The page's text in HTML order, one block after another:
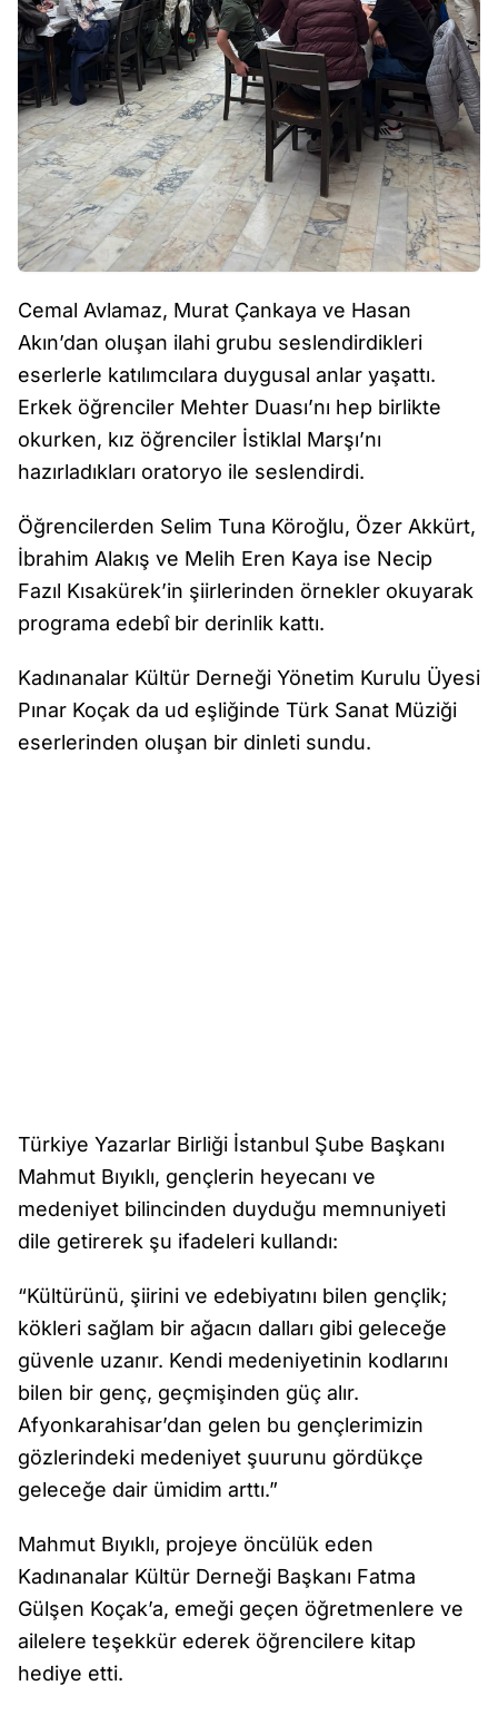
Cemal Avlamaz, Murat Çankaya ve Hasan
Akın’dan oluşan ilahi grubu seslendirdikleri
eserlerle katılımcılara duygusal anlar yaşattı.
Erkek öğrenciler Mehter Duası’nı hep birlikte
okurken, kız öğrenciler İstiklal Marşı’nı
hazırladıkları oratoryo ile seslendirdi.
Öğrencilerden Selim Tuna Köroğlu, Özer Akkürt,
İbrahim Alakış ve Melih Eren Kaya ise Necip
Fazıl Kısakürek’in şiirlerinden örnekler okuyarak
programa edebî bir derinlik kattı.
Kadınanalar Kültür Derneği Yönetim Kurulu Üyesi
Pınar Koçak da ud eşliğinde Türk Sanat Müziği
eserlerinden oluşan bir dinleti sundu.
Türkiye Yazarlar Birliği İstanbul Şube Başkanı
Mahmut Bıyıklı, gençlerin heyecanı ve
medeniyet bilincinden duyduğu memnuniyeti
dile getirerek şu ifadeleri kullandı:
“Kültürünü, şiirini ve edebiyatını bilen gençlik;
kökleri sağlam bir ağacın dalları gibi geleceğe
güvenle uzanır. Kendi medeniyetinin kodlarını
bilen bir genç, geçmişinden güç alır.
Afyonkarahisar’dan gelen bu gençlerimizin
gözlerindeki medeniyet şuurunu gördükçe
geleceğe dair ümidim arttı.”
Mahmut Bıyıklı, projeye öncülük eden
Kadınanalar Kültür Derneği Başkanı Fatma
Gülşen Koçak’a, emeği geçen öğretmenlere ve
ailelere teşekkür ederek öğrencilere kitap
hediye etti.